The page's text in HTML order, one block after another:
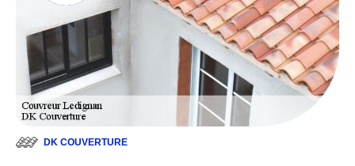
DK COUVERTURE